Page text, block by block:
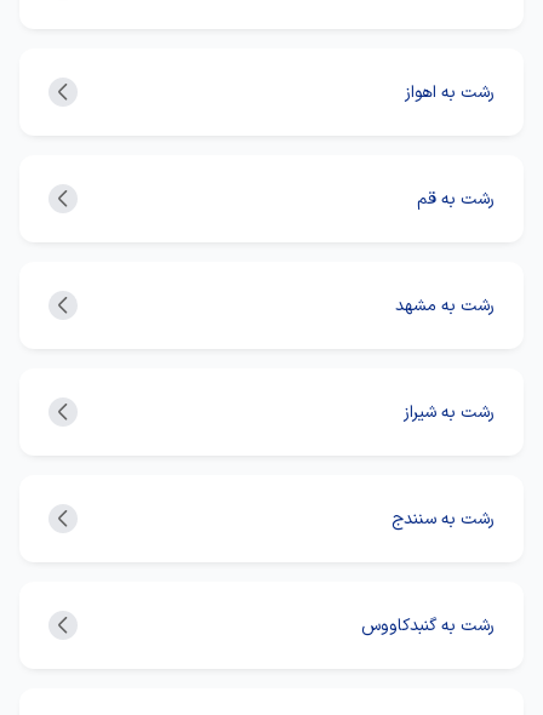
رشت به اهواز
رشت به قم
رشت به مشهد
رشت به شیراز
رشت به سنندج
رشت به گنبدکاووس